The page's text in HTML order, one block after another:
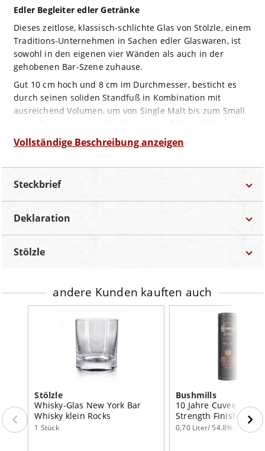
Edler Begleiter edler Getränke
Dieses zeitlose, klassisch-schlichte Glas von Stölzle, einem
Traditions-Unternehmen in Sachen edler Glaswaren, ist
sowohl in den eigenen vier Wänden als auch in der
gehobenen Bar-Szene zuhause.
Gut 10 cm hoch und 8 cm im Durchmesser, besticht es
durch seinen soliden Standfuß in Kombination mit
ausreichend Volumen, um von Single Malt bis zum Small
bringen.
Vollständige Beschreibung anzeigen
Steckbrief
Marke
Stölzle
Bestellnummer
Land
Deutschland
Werbeaufdruck?
Fassungsvermögen
Ø-Rand
85mm
Inhalt
Deklaration
Lebensmittel-Unternehmer:
Deutschland
ohne Farbstoff
Stölzle
andere Kunden kauften auch
Stölzle
Whisky-Glas New York Bar
Whisky klein Rocks
1 Stück
Bushmills
10 Jahre Cuvee Cask
Strength Finish In
Casks
0,70 Liter/ 54.8% vol